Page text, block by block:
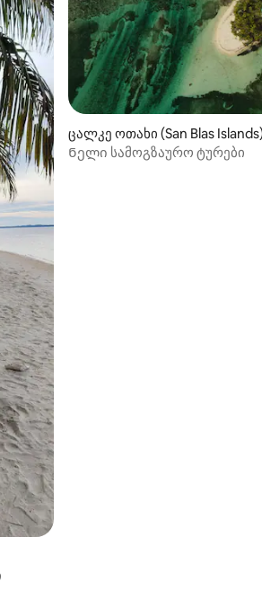
ცალკე ოთახი (San Blas
Ნელი სამოგზაურო ტურები